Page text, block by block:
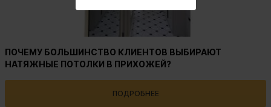
ПОЧЕМУ БОЛЬШИНСТВО КЛИЕНТОВ ВЫБИРАЮТ
НАТЯЖНЫЕ ПОТОЛКИ В ПРИХОЖЕЙ?
ПОДРОБНЕЕ